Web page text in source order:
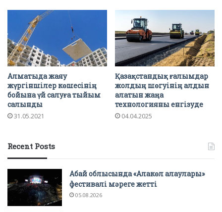
Алматыда жаяу
жүргіншілер көшесінің
бойына үй салуға тыйым
салынды
31.05.2021
Қазақстандық ғалымдар
жолдың шөгуінің алдын
алатын жаңа
технологияны енгізуде
04.04.2025
Recent Posts
Абай облысында «Алакөл алаулары»
фестивалі мәреге жетті
05.08.2026